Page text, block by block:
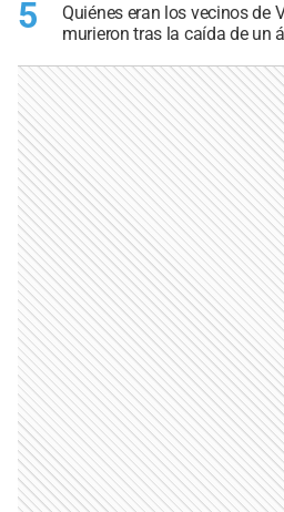
5
Quiénes eran los vecinos de
murieron tras la caída de un